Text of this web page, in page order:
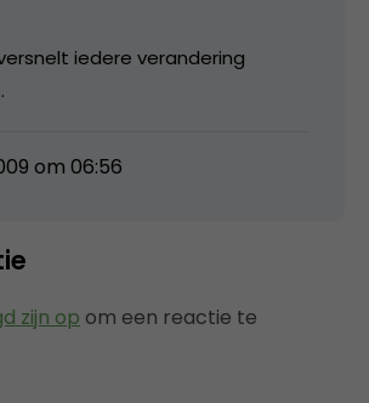
iedere verandering
om 06:56
zijn op om een reactie te